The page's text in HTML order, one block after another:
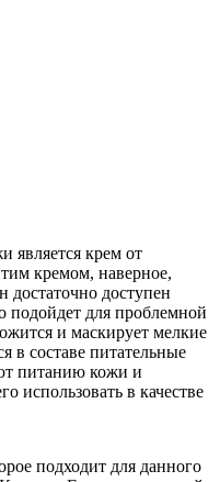
является крем от
кремом, наверное,
доступен
подойдет для проблемной
и маскирует мелкие
в составе питательные
питанию кожи и
в качестве
подходит для данного